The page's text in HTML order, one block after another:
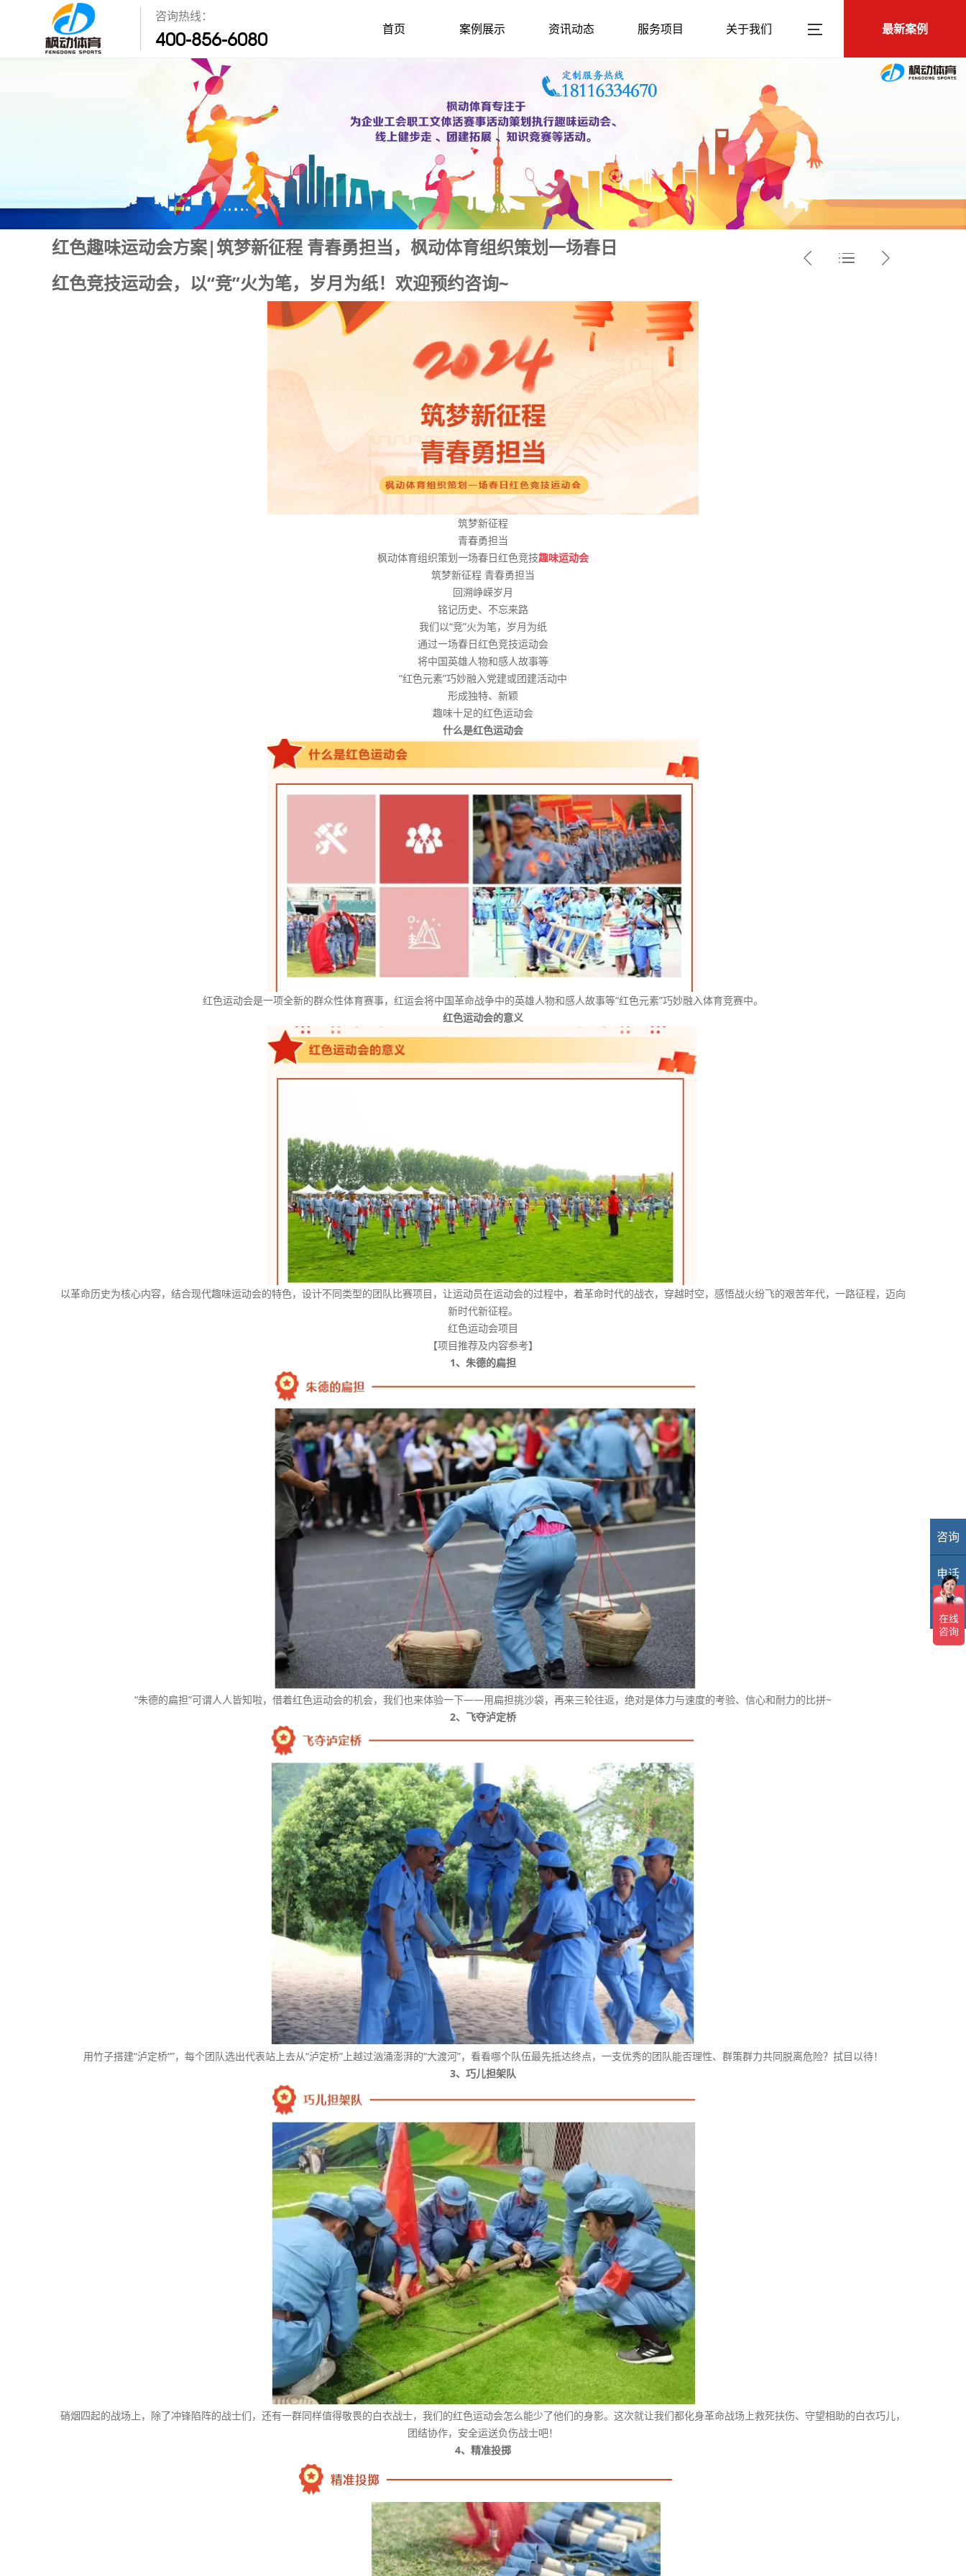
咨询热线：
400-856-6080 最新案例
首页 案例展示 资讯动态 服务项目 关于我们
红色趣味运动会方案|筑梦新征程 青春勇担当，枫动体育组织策划一场春日
红色竞技运动会，以“竞”火为笔，岁月为纸！欢迎预约咨询~
2024-4-18
  
筑梦新征程
青春勇担当
枫动体育组织策划一场春日红色竞技趣味运动会
筑梦新征程 青春勇担当
回溯峥嵘岁月
铭记历史、不忘来路
我们以“竞”火为笔，岁月为纸
通过一场春日红色竞技运动会
将中国英雄人物和感人故事等
“红色元素”巧妙融入党建或团建活动中
形成独特、新颖
趣味十足的红色运动会
什么是红色运动会
红色运动会是一项全新的群众性体育赛事，红运会将中国革命战争中的英雄人物和感人故事等“红色元素”巧妙融入体育竞赛中。
红色运动会的意义
以革命历史为核心内容，结合现代趣味运动会的特色，设计不同类型的团队比赛项目，让运动员在运动会的过程中，着革命时代的战衣，穿越时空，感悟战火纷飞的艰苦年代，一路征程，迈向
新时代新征程。
红色运动会项目
【项目推荐及内容参考】
1、朱德的扁担
“朱德的扁担”可谓人人皆知啦，借着红色运动会的机会，我们也来体验一下——用扁担挑沙袋，再来三轮往返，绝对是体力与速度的考验、信心和耐力的比拼~
2、飞夺泸定桥
用竹子搭建“泸定桥“”，每个团队选出代表站上去从“泸定桥”上越过汹涌澎湃的“大渡河”，看看哪个队伍最先抵达终点，一支优秀的团队能否理性、群策群力共同脱离危险？拭目以待！
3、巧儿担架队
硝烟四起的战场上，除了冲锋陷阵的战士们，还有一群同样值得敬畏的白衣战士，我们的红色运动会怎么能少了他们的身影。这次就让我们都化身革命战场上救死扶伤、守望相助的白衣巧儿，
团结协作，安全运送负伤战士吧！
4、精准投掷
业
咨询
电话
TOP